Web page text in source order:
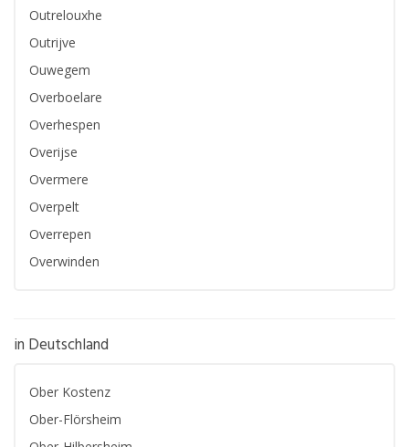
Outrelouxhe
Outrijve
Ouwegem
Overboelare
Overhespen
Overijse
Overmere
Overpelt
Overrepen
Overwinden
in Deutschland
Ober Kostenz
Ober-Flörsheim